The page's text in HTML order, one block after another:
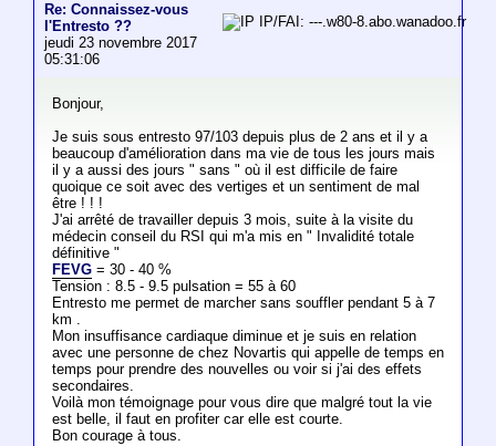
Re: Connaissez-vous
l'Entresto ??
jeudi 23 novembre 2017
05:31:06
IP/FAI: ---.w80-8.abo.wanadoo.fr
Bonjour,
Je suis sous entresto 97/103 depuis plus de 2 ans et il y a
beaucoup d'amélioration dans ma vie de tous les jours mais
il y a aussi des jours " sans " où il est difficile de faire
quoique ce soit avec des vertiges et un sentiment de mal
être ! ! !
J'ai arrêté de travailler depuis 3 mois, suite à la visite du
médecin conseil du RSI qui m'a mis en " Invalidité totale
définitive "
FEVG= 30 - 40 %
Tension : 8.5 - 9.5 pulsation = 55 à 60
Entresto me permet de marcher sans souffler pendant 5 à 7
km .
Mon insuffisance cardiaque diminue et je suis en relation
avec une personne de chez Novartis qui appelle de temps en
temps pour prendre des nouvelles ou voir si j'ai des effets
secondaires.
Voilà mon témoignage pour vous dire que malgré tout la vie
est belle, il faut en profiter car elle est courte.
Bon courage à tous.